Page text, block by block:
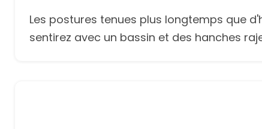
Les postures tenues plus longtemps que
sentirez avec un bassin et des hanches